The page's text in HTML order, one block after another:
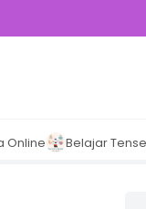
Belajar Tenses